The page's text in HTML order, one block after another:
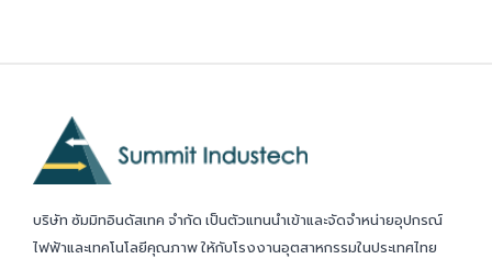
บริษัท ซัมมิทอินดัสเทค จำกัด เป็นตัวแทนนำเข้าและจัดจำหน่ายอุปกรณ์
ไฟฟ้าและเทคโนโลยีคุณภาพ ให้กับโรงงานอุตสาหกรรมในประเทศไทย